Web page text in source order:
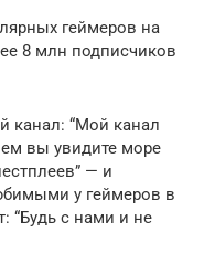
геймеров на
8 млн подписчиков
канал: “Мой канал
вы увидите море
— и
у геймеров в
“Будь с нами и не